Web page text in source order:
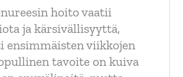
hoito vaatii
ja kärsivällisyyttä,
ensimmäisten viikkojen
tavoite on kuiva